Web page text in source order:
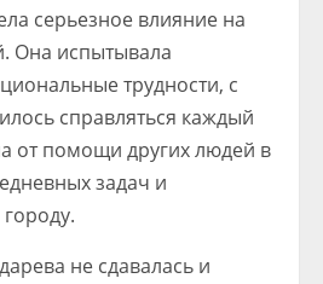
серьезное влияние на
Она испытывала
трудности, с
справляться каждый
от помощи других людей в
задач и
не сдавалась и